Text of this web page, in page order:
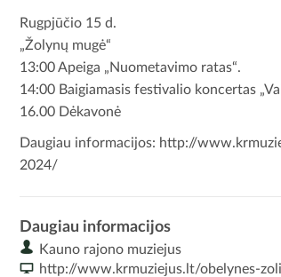
Rugpjūčio 15 d.
„Žolynų mugė“
13:00 Apeiga „Nuometavimo ratas“.
14:00 Baigiamasis festivalio koncertas
16.00 Dėkavonė
Daugiau informacijos: http://
2024/
Daugiau informacijos
Kauno rajono muziejus
http://www.krmuziejus.lt/obelynes-